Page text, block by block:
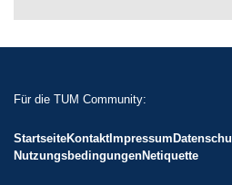
Für die TUM Community:
StartseiteKontaktImpressum
NutzungsbedingungenNetiquette